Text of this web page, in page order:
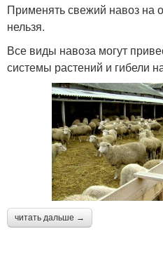
Применять свежий навоз на
нельзя.
Все виды навоза могут
системы растений и гибели
читать дальше →